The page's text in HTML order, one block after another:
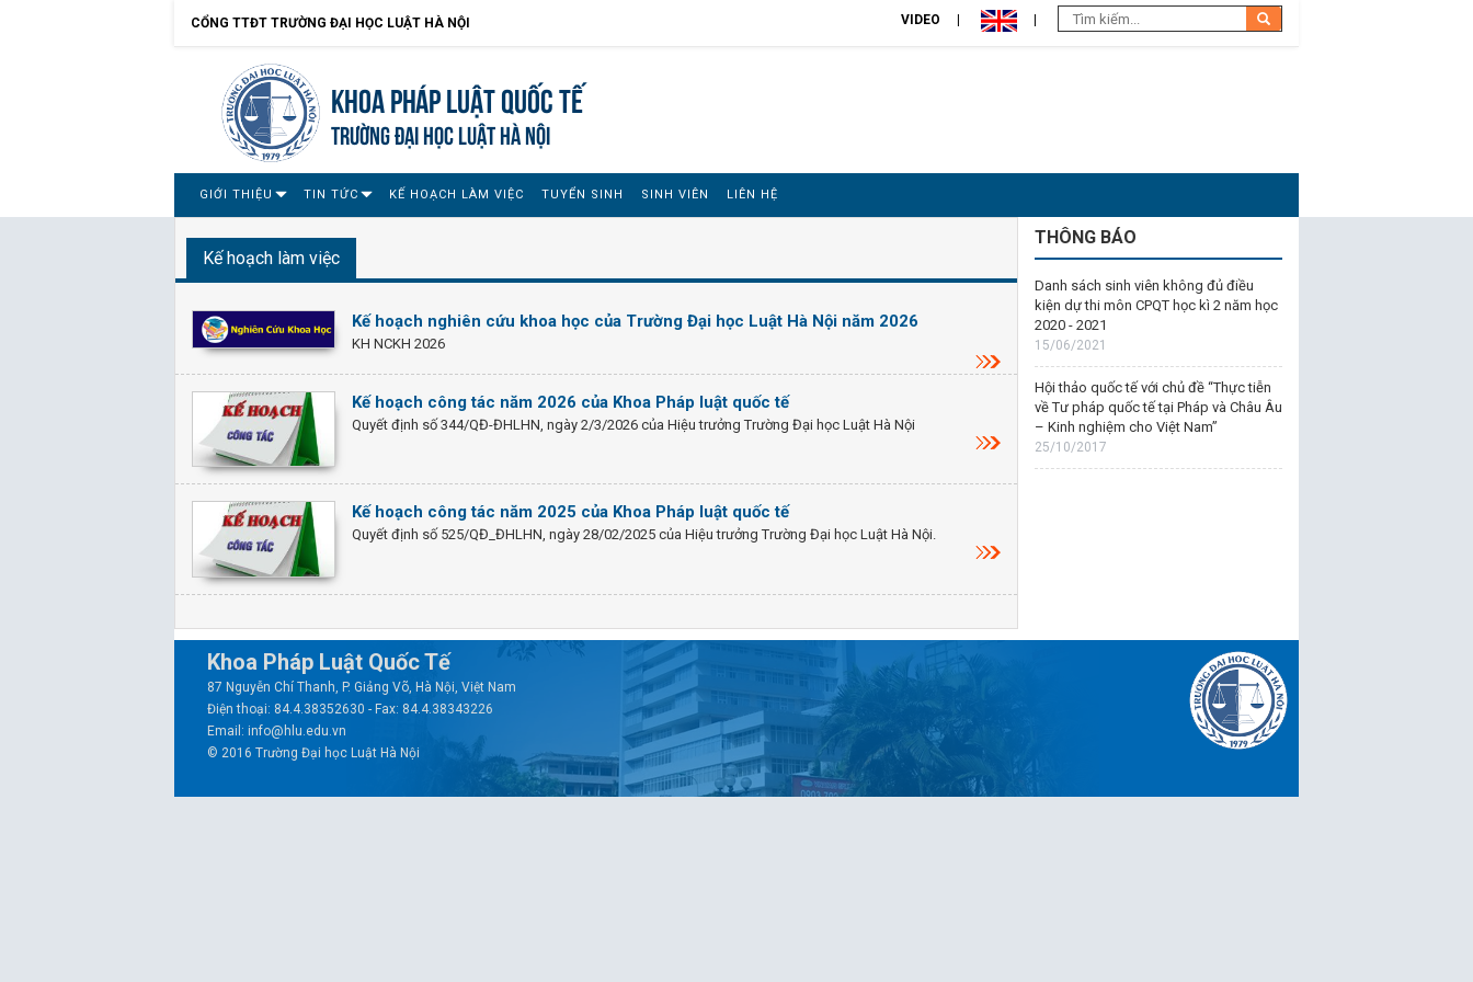
CỔNG TTĐT TRƯỜNG ĐẠI HỌC LUẬT HÀ NỘI VIDEO
Khoa Pháp Luật Quốc Tế
TRƯỜNG ĐẠI HỌC LUẬT HÀ NỘI
GIỚI THIỆU TIN TỨC KẾ HOẠCH LÀM VIỆC TUYỂN SINH SINH VIÊN LIÊN HỆ
Kế hoạch làm việc
Kế hoạch nghiên cứu khoa học của Trường Đại học Luật Hà Nội năm 2026
KH NCKH 2026
Kế hoạch công tác năm 2026 của Khoa Pháp luật quốc tế
Quyết định số 344/QĐ-ĐHLHN, ngày 2/3/2026 của Hiệu trưởng Trường Đại học Luật Hà Nội
Kế hoạch công tác năm 2025 của Khoa Pháp luật quốc tế
Quyết định số 525/QĐ_ĐHLHN, ngày 28/02/2025 của Hiệu trưởng Trường Đại học Luật Hà Nội.
THÔNG BÁO
Danh sách sinh viên không đủ điều
kiện dự thi môn CPQT học kì 2 năm học
2020 - 2021
15/06/2021
Hội thảo quốc tế với chủ đề “Thực tiễn
về Tư pháp quốc tế tại Pháp và Châu Âu
– Kinh nghiệm cho Việt Nam”
25/10/2017
Khoa Pháp Luật Quốc Tế
87 Nguyễn Chí Thanh, P. Giảng Võ, Hà Nội, Việt Nam
Điện thoại: 84.4.38352630 - Fax: 84.4.38343226
Email: info@hlu.edu.vn
© 2016 Trường Đại học Luật Hà Nội